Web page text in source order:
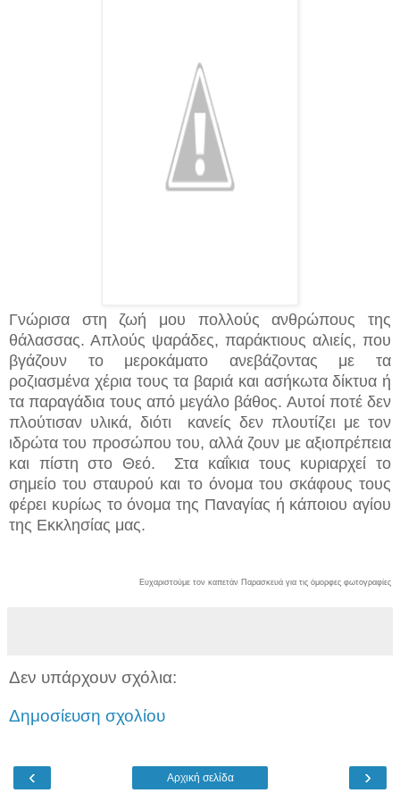
Γνώρισα στη ζωή μου πολλούς ανθρώπους της
θάλασσας. Απλούς ψαράδες, παράκτιους αλιείς, που
βγάζουν το μεροκάματο ανεβάζοντας με τα
ροζιασμένα χέρια τους τα βαριά και ασήκωτα δίκτυα ή
τα παραγάδια τους από μεγάλο βάθος. Αυτοί ποτέ δεν
πλούτισαν υλικά, διότι κανείς δεν πλουτίζει με τον
ιδρώτα του προσώπου του, αλλά ζουν με αξιοπρέπεια
και πίστη στο Θεό. Στα καΐκια τους κυριαρχεί το
σημείο του σταυρού και το όνομα του σκάφους τους
φέρει κυρίως το όνομα της Παναγίας ή κάποιου αγίου
της Εκκλησίας μας.
Ευχαριστούμε τον καπετάν Παρασκευά για τις όμορφες φωτογραφίες
Δεν υπάρχουν σχόλια:
Δημοσίευση σχολίου
‹ ›
Αρχική σελίδα